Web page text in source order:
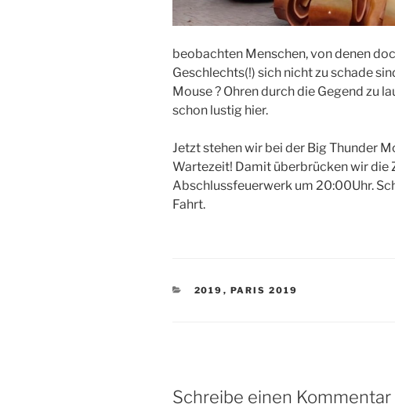
beobachten Menschen, von denen
Geschlechts(!) sich nicht zu schade
Mouse ? Ohren durch die Gegend zu
schon lustig hier.
Jetzt stehen wir bei der Big Thunder
Wartezeit! Damit überbrücken wir die
Abschlussfeuerwerk um 20:00Uhr.
Fahrt.
KATEGORIEN
2019 , PARIS 2019
Schreibe einen Kommentar